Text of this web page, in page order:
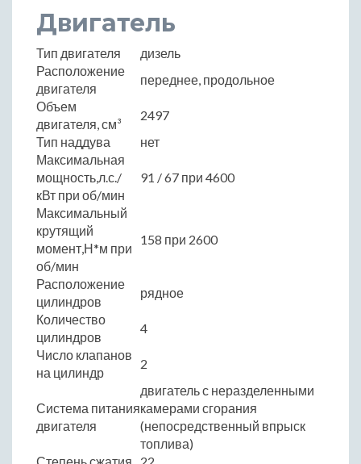
Двигатель
Тип двигателя
дизель
Расположение
двигателя
переднее, продольное
Объем
двигателя, см³
2497
Тип наддува
нет
Максимальная
мощность,л.с./
кВт при об/мин
91 / 67 при 4600
Максимальный
крутящий
момент,Н*м при
об/мин
158 при 2600
Расположение
цилиндров
рядное
Количество
цилиндров
4
Число клапанов
на цилиндр
2
Система питания
двигателя
двигатель с неразделенными
камерами сгорания
(непосредственный впрыск
топлива)